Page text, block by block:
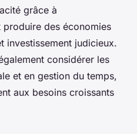
grâce à
des économies
investissement judicieux.
considérer les
et en gestion du temps,
aux besoins croissants